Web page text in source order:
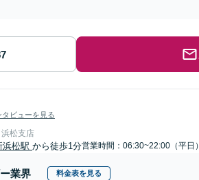
タビューを見る
松支店
浜松駅 から徒歩1分営業時間：06:30~22:00（平日）
業界 料金表を見る